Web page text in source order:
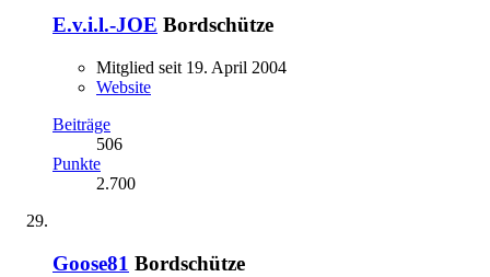
E.v.i.l.-JOE Bordschütze
Mitglied seit 19. April 2004
Website
Beiträge
506
Punkte
2.700
Goose81 Bordschütze